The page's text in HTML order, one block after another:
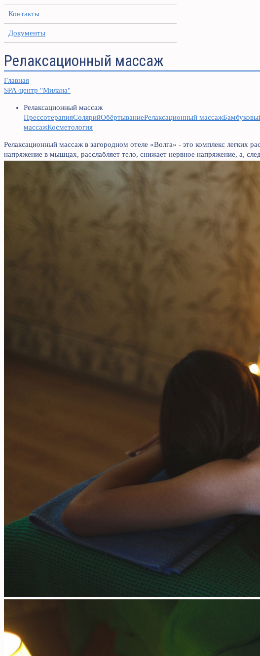
Контакты
Документы
Релаксационный массаж
Главная
SPA-центр "Милана"
Релаксационный массаж
ПрессотерапияСолярийОбёртываниеРелаксационный массаж
массажКосметология
Релаксационный массаж в загородном отеле «Волга» - это комплекс легких
напряжение в мышцах, расслабляет тело, снижает нервное напряжение, а,